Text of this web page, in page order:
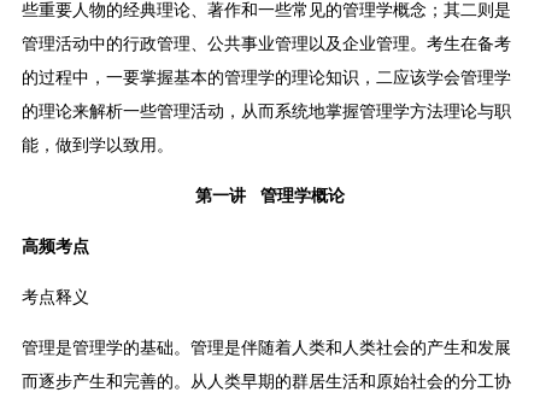
些重要人物的经典理论、著作和一些常见的管理学概念；其二则是
管理活动中的行政管理、公共事业管理以及企业管理。考生在备考
的过程中，一要掌握基本的管理学的理论知识，二应该学会管理学
的理论来解析一些管理活动，从而系统地掌握管理学方法理论与职
能，做到学以致用。
第一讲 管理学概论
高频考点
考点释义
管理是管理学的基础。管理是伴随着人类和人类社会的产生和发展
而逐步产生和完善的。从人类早期的群居生活和原始社会的分工协